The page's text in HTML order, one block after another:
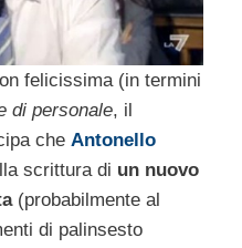
felicissima (in termini
di personale, il
che Antonello
scrittura di un nuovo
(probabilmente al
di palinsesto